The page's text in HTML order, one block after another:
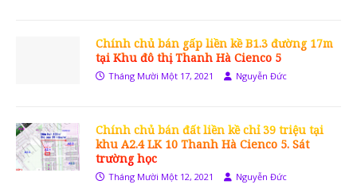
Chính chủ bán gấp liền kề B1.3 đường 17m
tại Khu đô thị Thanh Hà Cienco 5
Tháng Mười Một 17, 2021 Nguyễn Đức
Chính chủ bán đất liền kề chỉ 39 triệu tại
khu A2.4 LK 10 Thanh Hà Cienco 5. Sát
trường học
Tháng Mười Một 12, 2021 Nguyễn Đức